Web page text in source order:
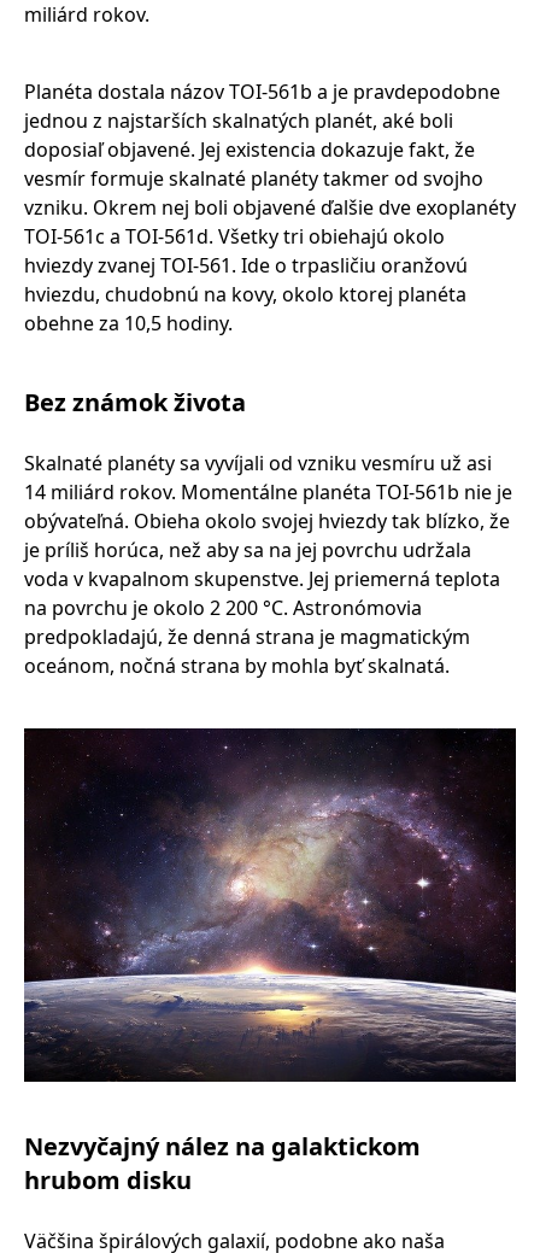
miliárd rokov.
Planéta dostala názov TOI-561b a je pravdepodobne
jednou z najstarších skalnatých planét, aké boli
doposiaľ objavené. Jej existencia dokazuje fakt, že
vesmír formuje skalnaté planéty takmer od svojho
vzniku. Okrem nej boli objavené ďalšie dve exoplanéty
TOI-561c a TOI-561d. Všetky tri obiehajú okolo
hviezdy zvanej TOI-561. Ide o trpasličiu oranžovú
hviezdu, chudobnú na kovy, okolo ktorej planéta
obehne za 10,5 hodiny.
Bez známok života
Skalnaté planéty sa vyvíjali od vzniku vesmíru už asi
14 miliárd rokov. Momentálne planéta TOI-561b nie je
obývateľná. Obieha okolo svojej hviezdy tak blízko, že
je príliš horúca, než aby sa na jej povrchu udržala
voda v kvapalnom skupenstve. Jej priemerná teplota
na povrchu je okolo 2 200 °C. Astronómovia
predpokladajú, že denná strana je magmatickým
oceánom, nočná strana by mohla byť skalnatá.
Nezvyčajný nález na galaktickom
hrubom disku
Väčšina špirálových galaxií, podobne ako naša